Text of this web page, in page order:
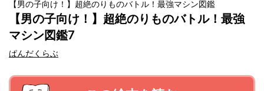
【男の子向け！】超絶のりものバトル！最強マシン図鑑
【男の子向け！】超絶のりものバトル！最強
マシン図鑑7
ぱんだくらぶ